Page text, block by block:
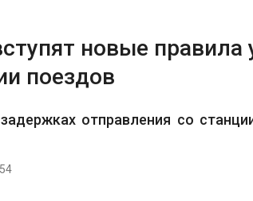
новые
поездов
отправления со